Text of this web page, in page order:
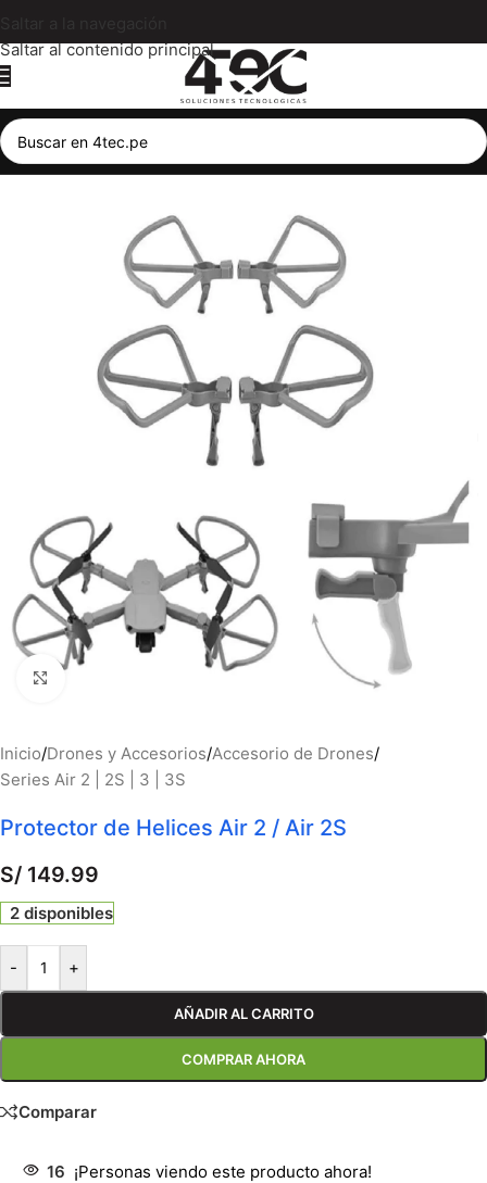
Saltar al contenido principal
Inicio/Drones y Accesorios/Accesorio de Drones/
Series Air 2 | 2S | 3 | 3S
Protector de Helices Air 2 / Air 2S
S/ 149.99
2 disponibles
- +
AÑADIR AL CARRITO
COMPRAR AHORA
Comparar
16 ¡Personas viendo este producto ahora!